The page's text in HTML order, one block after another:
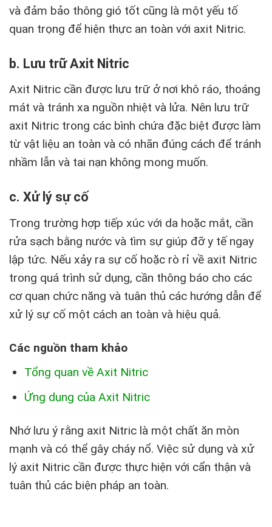
và đảm bảo thông gió tốt cũng là một yếu tố
quan trọng để hiện thực an toàn với axit Nitric.
b. Lưu trữ Axit Nitric
Axit Nitric cần được lưu trữ ở nơi khô ráo, thoáng
mát và tránh xa nguồn nhiệt và lửa. Nên lưu trữ
axit Nitric trong các bình chứa đặc biệt được làm
từ vật liệu an toàn và có nhãn đúng cách để tránh
nhầm lẫn và tai nạn không mong muốn.
c. Xử lý sự cố
Trong trường hợp tiếp xúc với da hoặc mắt, cần
rửa sạch bằng nước và tìm sự giúp đỡ y tế ngay
lập tức. Nếu xảy ra sự cố hoặc rò rỉ về axit Nitric
trong quá trình sử dụng, cần thông báo cho các
cơ quan chức năng và tuân thủ các hướng dẫn để
xử lý sự cố một cách an toàn và hiệu quả.
Các nguồn tham khảo
Tổng quan về Axit Nitric
Ứng dụng của Axit Nitric
Nhớ lưu ý rằng axit Nitric là một chất ăn mòn
mạnh và có thể gây cháy nổ. Việc sử dụng và xử
lý axit Nitric cần được thực hiện với cẩn thận và
tuân thủ các biện pháp an toàn.